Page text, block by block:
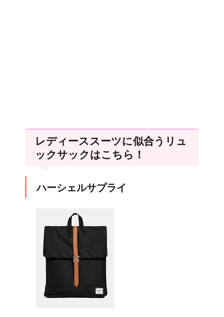
レディーススーツに似合うリュ
ックサックはこちら！
ハーシェルサプライ